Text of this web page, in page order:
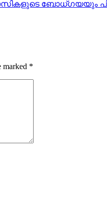
ബോധ്ഗയയും
marked *